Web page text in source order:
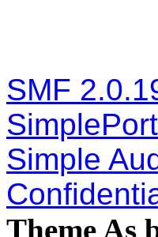
SMF
Simple
Theme As